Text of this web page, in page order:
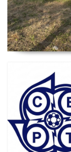
Manyetik